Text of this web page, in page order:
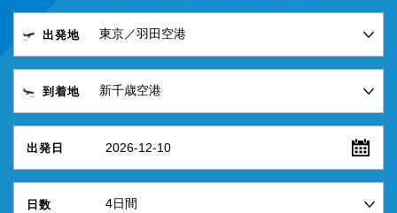
出発地
到着地
出発日 2026-12-10
日数